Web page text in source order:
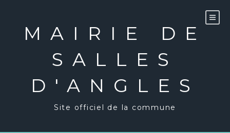
MAIRIE DE
SALLES
D'ANGLES
Site officiel de la commune